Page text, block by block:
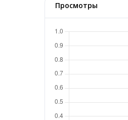
Просмотры